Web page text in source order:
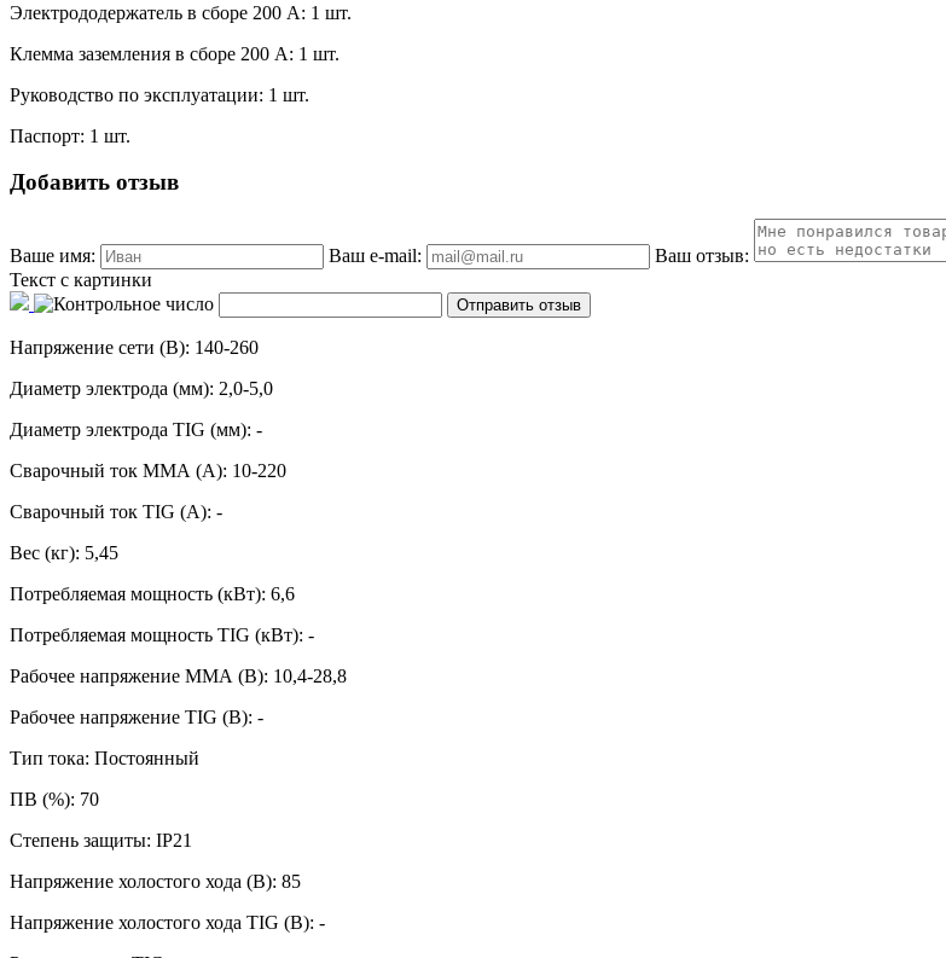
Электрододержатель в сборе 200 А: 1 шт.
Клемма заземления в сборе 200 А: 1 шт.
Руководство по эксплуатации: 1 шт.
Паспорт: 1 шт.
Добавить отзыв
Ваше имя: Ваш e-mail:
Ваш отзыв:
Текст с картинки
Напряжение сети (В): 140-260
Диаметр электрода (мм): 2,0-5,0
Диаметр электрода TIG (мм): -
Сварочный ток ММА (А): 10-220
Сварочный ток TIG (А): -
Вес (кг): 5,45
Потребляемая мощность (кВт): 6,6
Потребляемая мощность TIG (кВт): -
Рабочее напряжение ММА (В): 10,4-28,8
Рабочее напряжение TIG (В): -
Тип тока: Постоянный
ПВ (%): 70
Степень защиты: IP21
Напряжение холостого хода (В): 85
Напряжение холостого хода TIG (В): -